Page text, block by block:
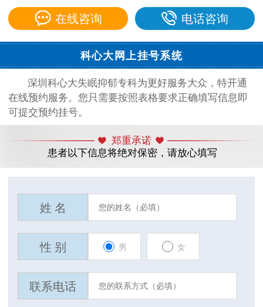
在线咨询 电话咨询
科心大网上挂号系统
深圳科心大失眠抑郁专科为更好服务大众，特开通
在线预约服务。您只需要按照表格要求正确填写信息即
可提交预约挂号。
郑重承诺
患者以下信息将绝对保密，请放心填写
姓 名
性 别 男 女
联系电话